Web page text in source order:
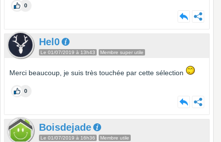
0
Hel0
Le 01/07/2019 à 13h43 Membre super utile
Merci beaucoup, je suis très touchée par cette sélection
0
Boisdejade
Le 01/07/2019 à 16h36 Membre utile